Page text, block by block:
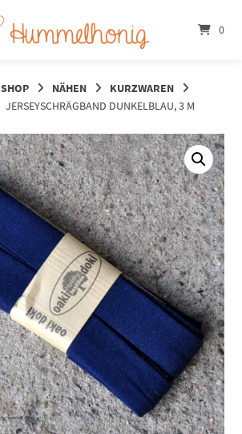
0
SHOP NÄHEN
KURZWAREN
JERSEYSCHRÄGBAND DUNKELBLAU, 3 M